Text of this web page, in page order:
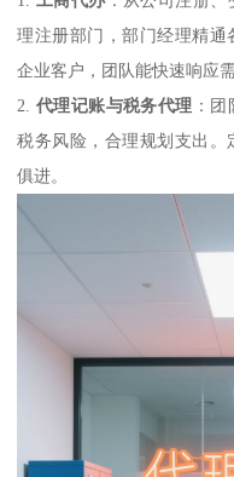
理注册部门，部门经理精
企业客户，团队能快速响应
2. 代理记账与税务代理 ：
税务风险，合理规划支出
俱进。